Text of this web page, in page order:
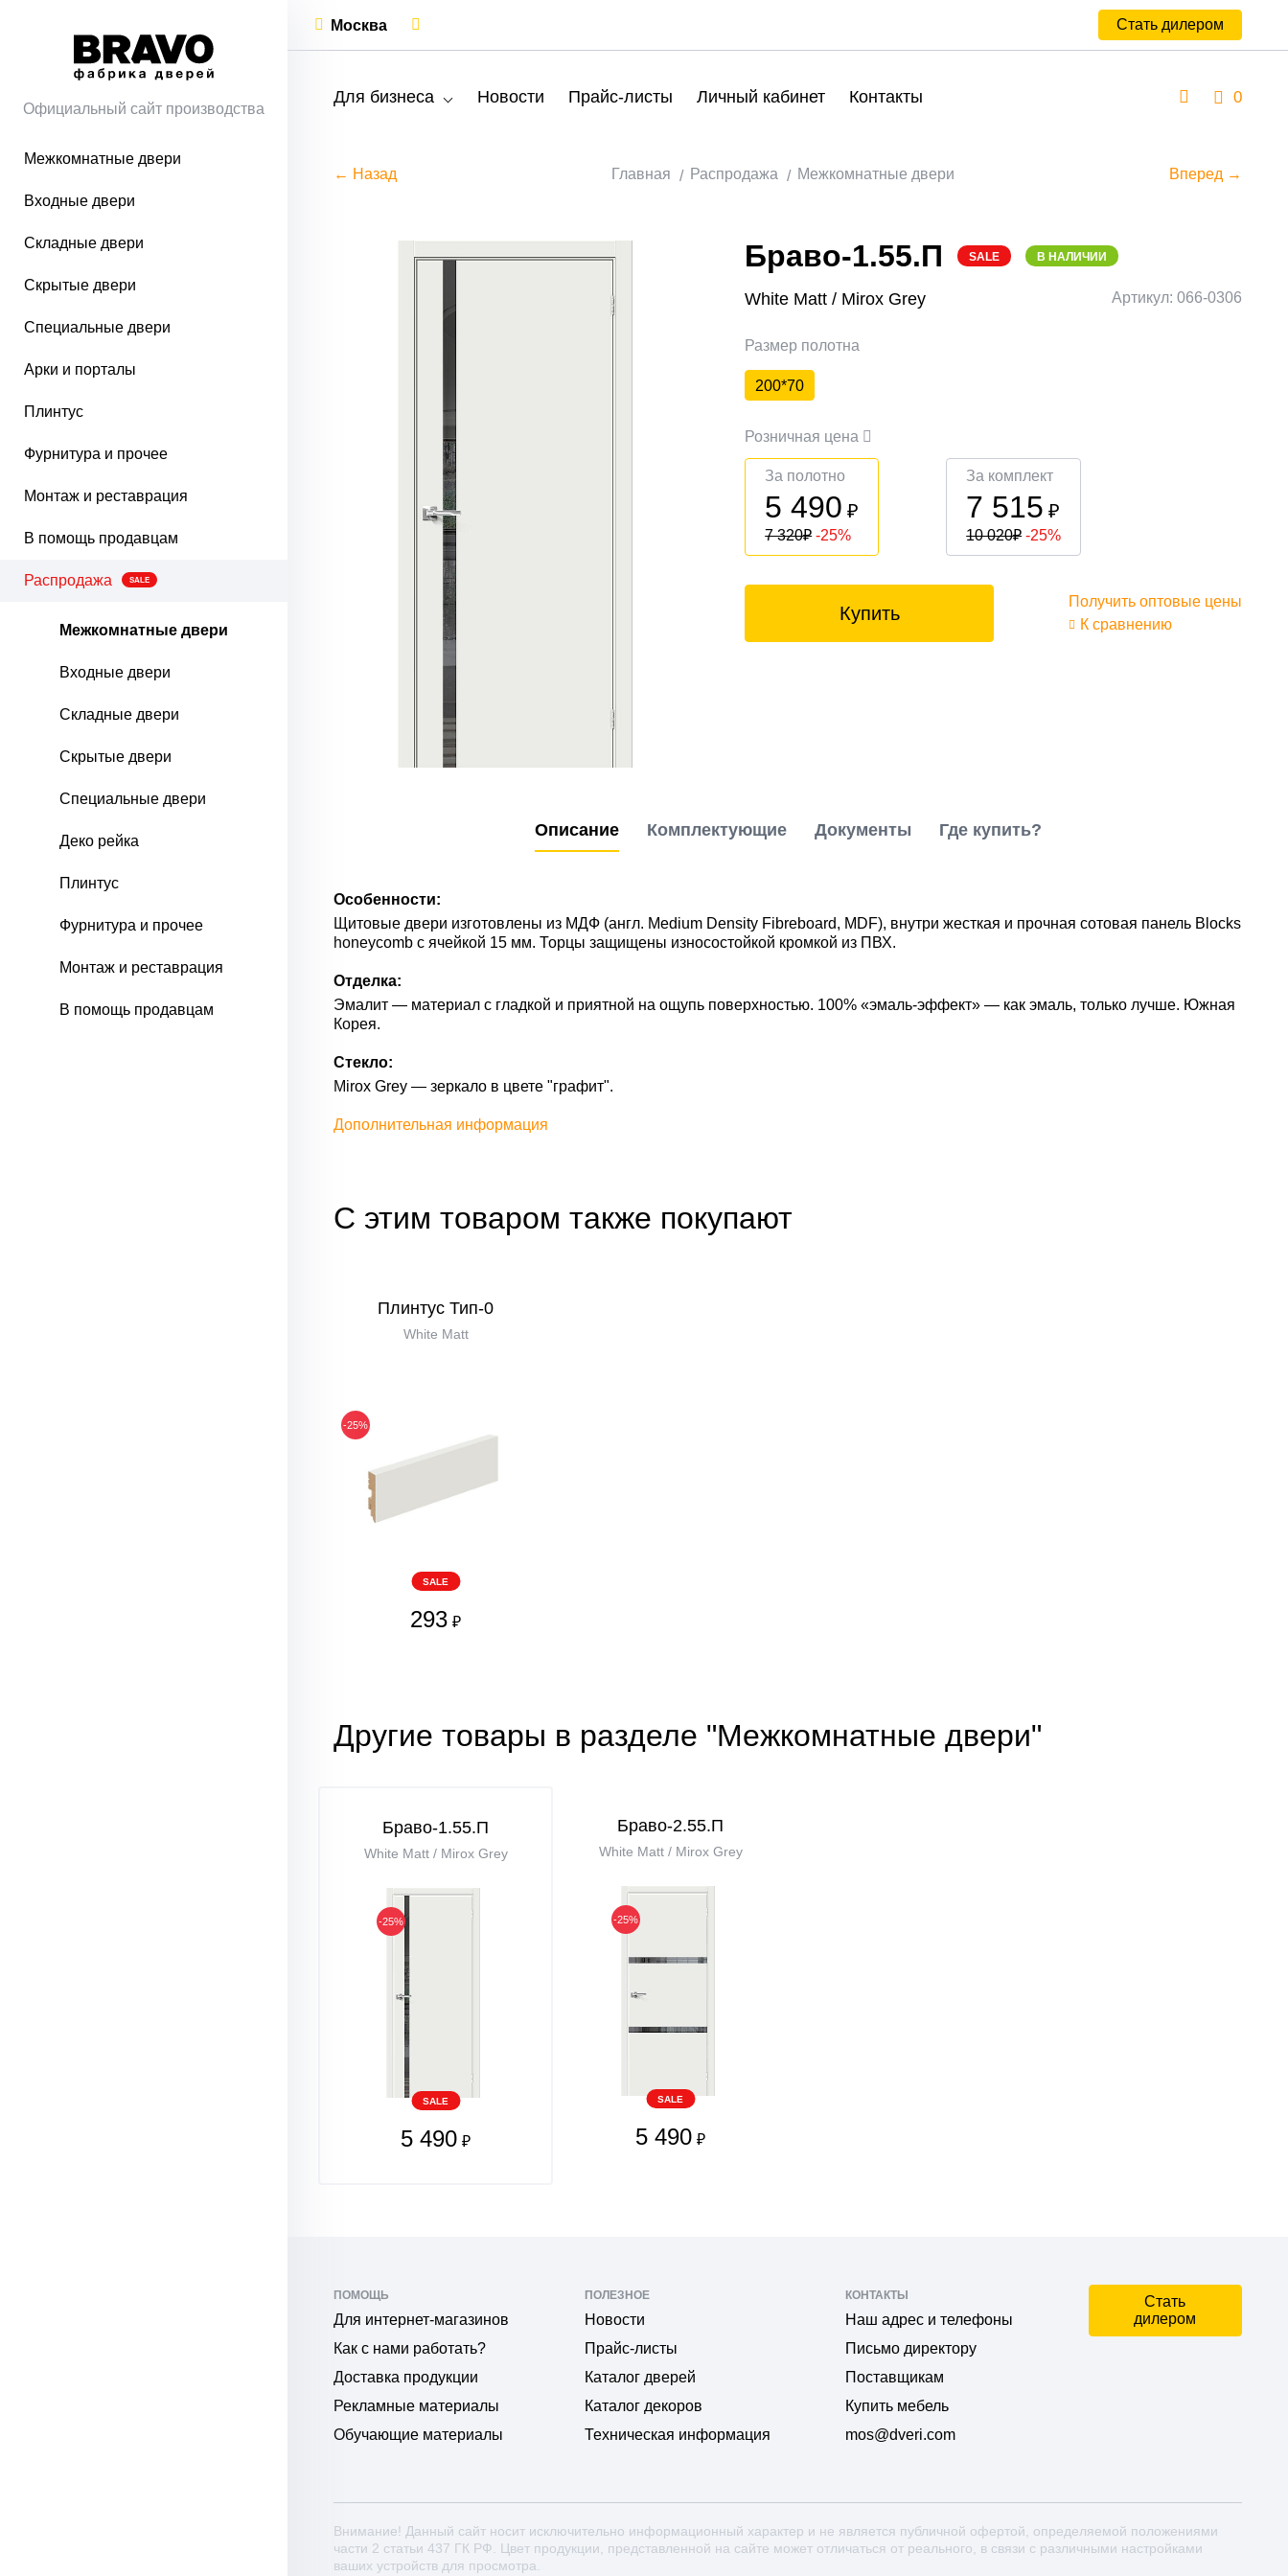
Официальный сайт производства
Межкомнатные двери
Входные двери
Складные двери
Скрытые двери
Специальные двери
Арки и порталы
Плинтус
Фурнитура и прочее
Монтаж и реставрация
В помощь продавцам
Распродажа SALE
Межкомнатные двери
Входные двери
Складные двери
Скрытые двери
Специальные двери
Деко рейка
Плинтус
Фурнитура и прочее
Монтаж и реставрация
В помощь продавцам
Москва Стать дилером
Для бизнеса Новости Прайс-листы Личный кабинет Контакты 0
← Назад Главная Распродажа Межкомнатные двери Вперед →
Браво-1.55.П SALE В НАЛИЧИИ
White Matt / Mirox Grey Артикул: 066-0306
Размер полотна
200*70
Розничная цена
За полотно
5 490 ₽
7 320₽ -25%
За комплект
7 515 ₽
10 020₽ -25%
Купить
Получить оптовые цены
К сравнению
Описание Комплектующие Документы Где купить?
Особенности:
Щитовые двери изготовлены из МДФ (англ. Medium Density Fibreboard, MDF), внутри жесткая и прочная сотовая панель Blocks
honeycomb с ячейкой 15 мм. Торцы защищены износостойкой кромкой из ПВХ.
Отделка:
Эмалит — материал с гладкой и приятной на ощупь поверхностью. 100% «эмаль-эффект» — как эмаль, только лучше. Южная
Корея.
Стекло:
Mirox Grey — зеркало в цвете "графит".
Дополнительная информация
С этим товаром также покупают
Плинтус Тип-0
White Matt
-25%
SALE
293 ₽
Другие товары в разделе "Межкомнатные двери"
Браво-1.55.П
White Matt / Mirox Grey
-25%
SALE
5 490 ₽
Браво-2.55.П
White Matt / Mirox Grey
-25%
SALE
5 490 ₽
ПОМОЩЬ
Для интернет-магазинов
Как с нами работать?
Доставка продукции
Рекламные материалы
Обучающие материалы
ПОЛЕЗНОЕ
Новости
Прайс-листы
Каталог дверей
Каталог декоров
Техническая информация
КОНТАКТЫ
Наш адрес и телефоны
Письмо директору
Поставщикам
Купить мебель
mos@dveri.com
Стать
дилером
Внимание! Данный сайт носит исключительно информационный характер и не является публичной офертой, определяемой положениями
части 2 статьи 437 ГК РФ. Цвет продукции, представленной на сайте может отличаться от реального, в связи с различными настройками
ваших устройств для просмотра.